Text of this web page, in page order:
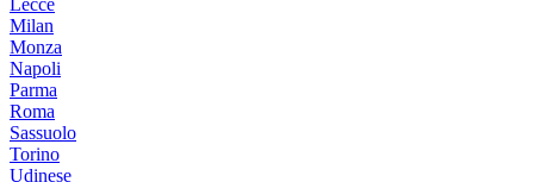
Milan
Monza
Napoli
Parma
Roma
Sassuolo
Torino
Udinese